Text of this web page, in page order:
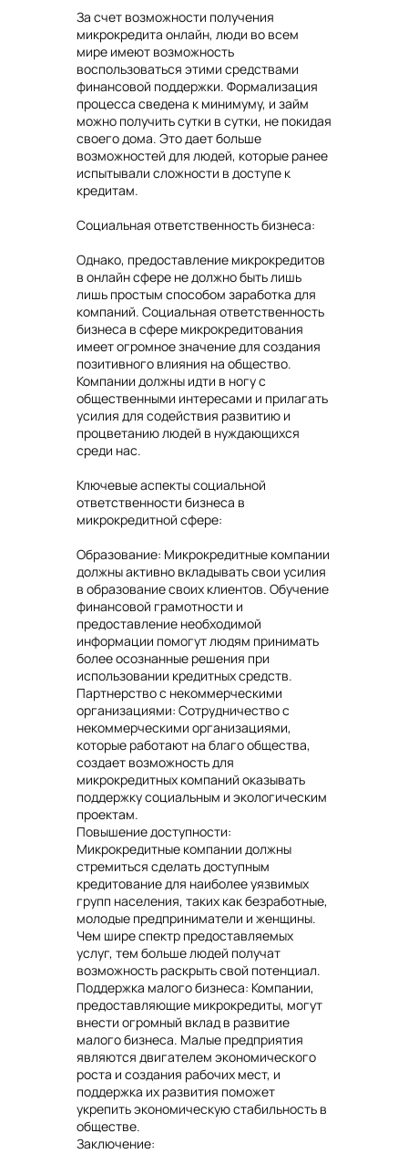
За счет возможности получения
микрокредита онлайн, люди во всем
мире имеют возможность
воспользоваться этими средствами
финансовой поддержки. Формализация
процесса сведена к минимуму, и займ
можно получить сутки в сутки, не покидая
своего дома. Это дает больше
возможностей для людей, которые ранее
испытывали сложности в доступе к
кредитам.
Социальная ответственность бизнеса:
Однако, предоставление микрокредитов
в онлайн сфере не должно быть лишь
лишь простым способом заработка для
компаний. Социальная ответственность
бизнеса в сфере микрокредитования
имеет огромное значение для создания
позитивного влияния на общество.
Компании должны идти в ногу с
общественными интересами и прилагать
усилия для содействия развитию и
процветанию людей в нуждающихся
среди нас.
Ключевые аспекты социальной
ответственности бизнеса в
микрокредитной сфере:
Образование: Микрокредитные компании
должны активно вкладывать свои усилия
в образование своих клиентов. Обучение
финансовой грамотности и
предоставление необходимой
информации помогут людям принимать
более осознанные решения при
использовании кредитных средств.
Партнерство с некоммерческими
организациями: Сотрудничество с
некоммерческими организациями,
которые работают на благо общества,
создает возможность для
микрокредитных компаний оказывать
поддержку социальным и экологическим
проектам.
Повышение доступности:
Микрокредитные компании должны
стремиться сделать доступным
кредитование для наиболее уязвимых
групп населения, таких как безработные,
молодые предприниматели и женщины.
Чем шире спектр предоставляемых
услуг, тем больше людей получат
возможность раскрыть свой потенциал.
Поддержка малого бизнеса: Компании,
предоставляющие микрокредиты, могут
внести огромный вклад в развитие
малого бизнеса. Малые предприятия
являются двигателем экономического
роста и создания рабочих мест, и
поддержка их развития поможет
укрепить экономическую стабильность в
обществе.
Заключение: